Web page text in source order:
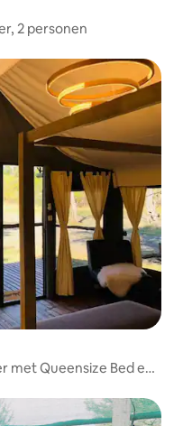
2 personen
met Queensize Bed en